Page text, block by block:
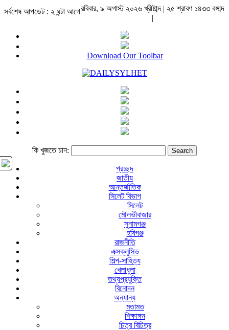
সর্বশেষ আপডেট : ২ ঘন্টা আগেরবিবার, ৯ অগাস্ট ২০২৬ খ্রীষ্টাব্দ | ২৫ শ্রাবণ ১৪৩৩ বঙ্গাব্দ
|
Download Our Toolbar
কি খুজতে চান:
প্রচ্ছদ
জাতীয়
আন্তর্জাতিক
সিলেট বিভাগ
সিলেট
মৌলভীবাজার
সুনামগঞ্জ
হবিগঞ্জ
রাজনীতি
এক্সক্লুসিভ
শিল্প-সাহিত্য
খেলাধুলা
তথ্যপ্রযুক্তি
বিনোদন
অন্যান্য
মতামত
শিক্ষাঙ্গন
চিত্র বিচিত্র